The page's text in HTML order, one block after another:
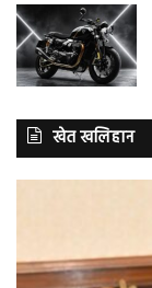
खेत खलिहान